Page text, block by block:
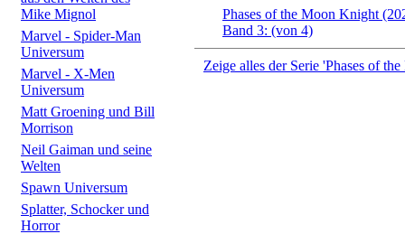
Mike Mignol
Marvel - Spider-Man
Universum
Marvel - X-Men
Universum
Matt Groening und Bill
Morrison
Neil Gaiman und seine
Welten
Spawn Universum
Splatter, Schocker und
Horror
Phases of the Moon Knight
Band 3: (von 4)
Zeige alles der Serie 'Phases of